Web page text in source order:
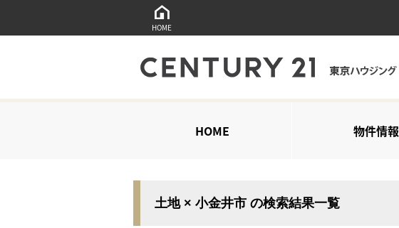
HOME
HOME 物件情報
土地 × 小金井市 の検索結果一覧